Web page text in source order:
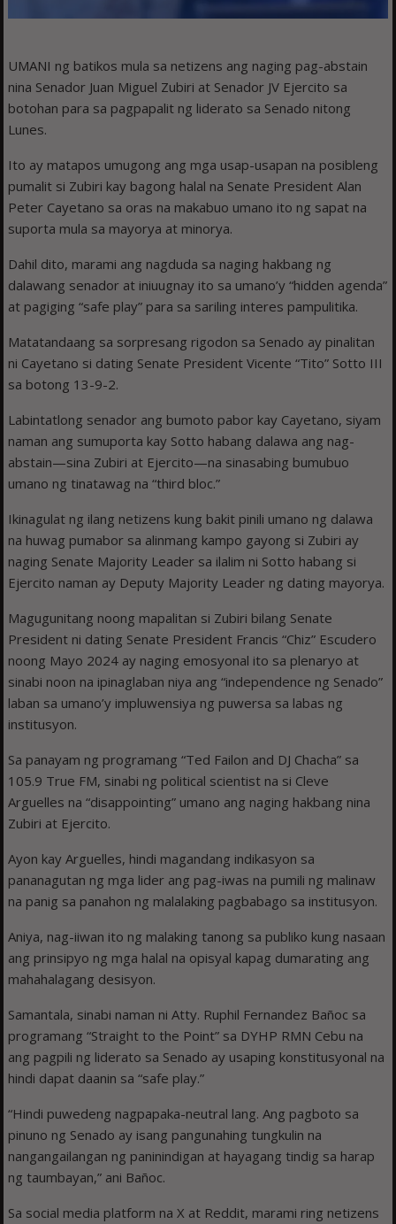
UMANI ng batikos mula sa netizens ang naging pag-abstain
nina Senador Juan Miguel Zubiri at Senador JV Ejercito sa
botohan para sa pagpapalit ng liderato sa Senado nitong
Lunes.
Ito ay matapos umugong ang mga usap-usapan na posibleng
pumalit si Zubiri kay bagong halal na Senate President Alan
Peter Cayetano sa oras na makabuo umano ito ng sapat na
suporta mula sa mayorya at minorya.
Dahil dito, marami ang nagduda sa naging hakbang ng
dalawang senador at iniuugnay ito sa umano’y “hidden agenda”
at pagiging “safe play” para sa sariling interes pampulitika.
Matatandaang sa sorpresang rigodon sa Senado ay pinalitan
ni Cayetano si dating Senate President Vicente “Tito” Sotto III
sa botong 13-9-2.
Labintatlong senador ang bumoto pabor kay Cayetano, siyam
naman ang sumuporta kay Sotto habang dalawa ang nag-
abstain—sina Zubiri at Ejercito—na sinasabing bumubuo
umano ng tinatawag na “third bloc.”
Ikinagulat ng ilang netizens kung bakit pinili umano ng dalawa
na huwag pumabor sa alinmang kampo gayong si Zubiri ay
naging Senate Majority Leader sa ilalim ni Sotto habang si
Ejercito naman ay Deputy Majority Leader ng dating mayorya.
Magugunitang noong mapalitan si Zubiri bilang Senate
President ni dating Senate President Francis “Chiz” Escudero
noong Mayo 2024 ay naging emosyonal ito sa plenaryo at
sinabi noon na ipinaglaban niya ang “independence ng Senado”
laban sa umano’y impluwensiya ng puwersa sa labas ng
institusyon.
Sa panayam ng programang “Ted Failon and DJ Chacha” sa
105.9 True FM, sinabi ng political scientist na si Cleve
Arguelles na “disappointing” umano ang naging hakbang nina
Zubiri at Ejercito.
Ayon kay Arguelles, hindi magandang indikasyon sa
pananagutan ng mga lider ang pag-iwas na pumili ng malinaw
na panig sa panahon ng malalaking pagbabago sa institusyon.
Aniya, nag-iiwan ito ng malaking tanong sa publiko kung nasaan
ang prinsipyo ng mga halal na opisyal kapag dumarating ang
mahahalagang desisyon.
Samantala, sinabi naman ni Atty. Ruphil Fernandez Bañoc sa
programang “Straight to the Point” sa DYHP RMN Cebu na
ang pagpili ng liderato sa Senado ay usaping konstitusyonal na
hindi dapat daanin sa “safe play.”
“Hindi puwedeng nagpapaka-neutral lang. Ang pagboto sa
pinuno ng Senado ay isang pangunahing tungkulin na
nangangailangan ng paninindigan at hayagang tindig sa harap
ng taumbayan,” ani Bañoc.
Sa social media platform na X at Reddit, marami ring netizens